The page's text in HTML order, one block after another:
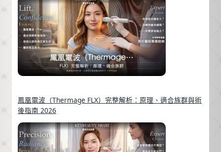
鳳凰電波（Thermage FLX）完整解析：原理、適合族群與術
後指南 2026